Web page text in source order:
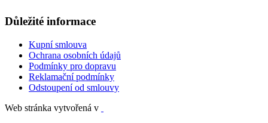
Důležité informace
Kupní smlouva
Ochrana osobních údajů
Podmínky pro dopravu
Reklamační podmínky
Odstoupení od smlouvy
Web stránka vytvořená v